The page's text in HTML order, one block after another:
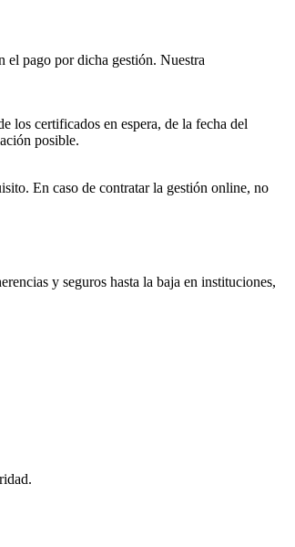
el pago por dicha gestión. Nuestra
los certificados en espera, de la fecha del
posible.
En caso de contratar la gestión online, no
y seguros hasta la baja en instituciones,